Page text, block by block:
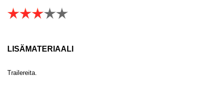
LISÄMATERIAALI
Trailereita.